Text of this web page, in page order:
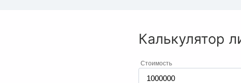
Калькулятор
Стоимость